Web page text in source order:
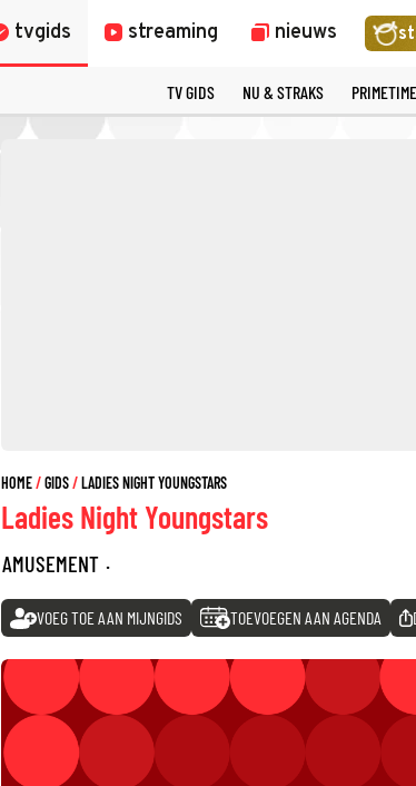
tvgids streaming nieuws
TV GIDS NU & STRAKS PRIMETIME
HOME GIDS LADIES NIGHT YOUNGSTARS
Ladies Night Youngstars
AMUSEMENT ·
VOEG TOE AAN MIJNGIDS TOEVOEGEN AAN AGENDA